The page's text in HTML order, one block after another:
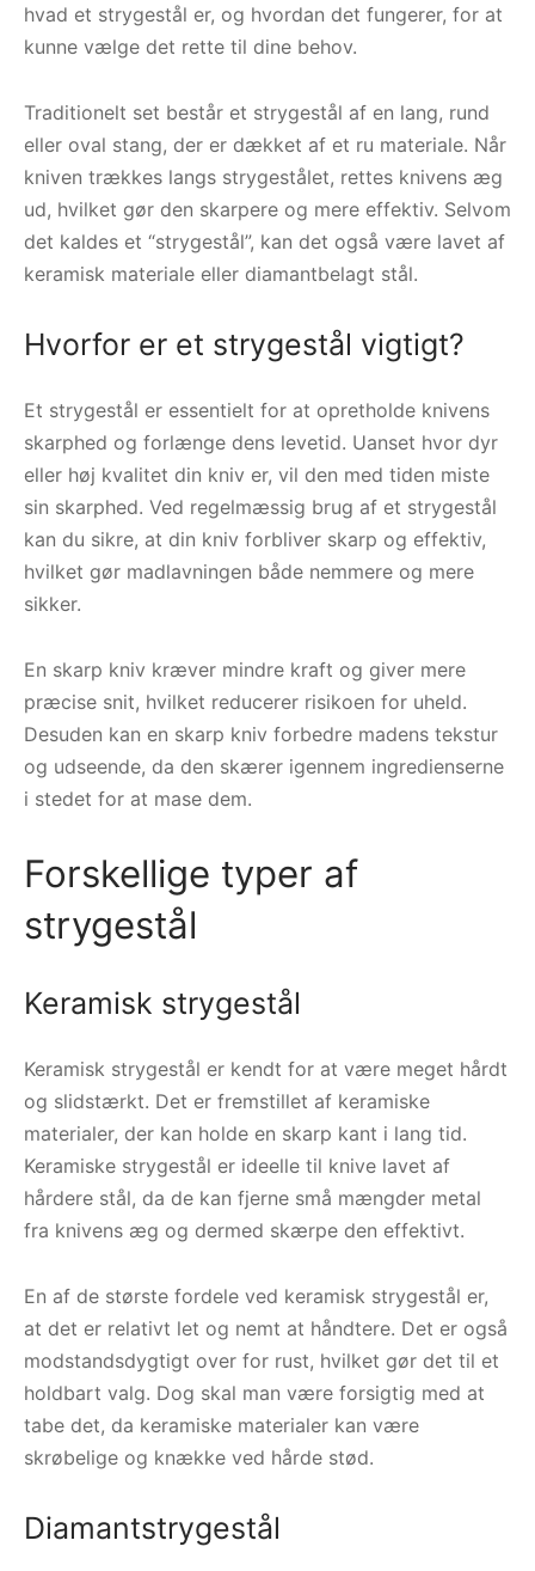
hvad et strygestål er, og hvordan det fungerer, for at
kunne vælge det rette til dine behov.
Traditionelt set består et strygestål af en lang, rund
eller oval stang, der er dækket af et ru materiale. Når
kniven trækkes langs strygestålet, rettes knivens æg
ud, hvilket gør den skarpere og mere effektiv. Selvom
det kaldes et “strygestål”, kan det også være lavet af
keramisk materiale eller diamantbelagt stål.
Hvorfor er et strygestål vigtigt?
Et strygestål er essentielt for at opretholde knivens
skarphed og forlænge dens levetid. Uanset hvor dyr
eller høj kvalitet din kniv er, vil den med tiden miste
sin skarphed. Ved regelmæssig brug af et strygestål
kan du sikre, at din kniv forbliver skarp og effektiv,
hvilket gør madlavningen både nemmere og mere
sikker.
En skarp kniv kræver mindre kraft og giver mere
præcise snit, hvilket reducerer risikoen for uheld.
Desuden kan en skarp kniv forbedre madens tekstur
og udseende, da den skærer igennem ingredienserne
i stedet for at mase dem.
Forskellige typer af
strygestål
Keramisk strygestål
Keramisk strygestål er kendt for at være meget hårdt
og slidstærkt. Det er fremstillet af keramiske
materialer, der kan holde en skarp kant i lang tid.
Keramiske strygestål er ideelle til knive lavet af
hårdere stål, da de kan fjerne små mængder metal
fra knivens æg og dermed skærpe den effektivt.
En af de største fordele ved keramisk strygestål er,
at det er relativt let og nemt at håndtere. Det er også
modstandsdygtigt over for rust, hvilket gør det til et
holdbart valg. Dog skal man være forsigtig med at
tabe det, da keramiske materialer kan være
skrøbelige og knække ved hårde stød.
Diamantstrygestål